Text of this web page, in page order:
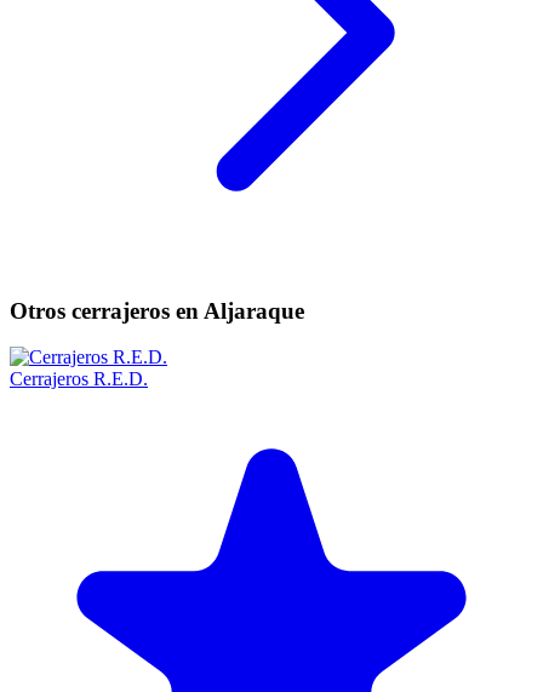
Otros cerrajeros en Aljaraque
Cerrajeros R.E.D.